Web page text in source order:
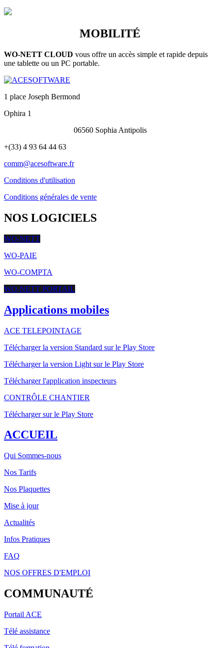
MOBILITÉ
WO-NETT CLOUD vous offre un accès simple et rapide depuis
une tablette ou un PC portable.
1 place Joseph Bermond
Ophira 1
06560 Sophia Antipolis
+(33) 4 93 64 44 63
comm@acesoftware.fr
Conditions d'utilisation
Conditions générales de vente
NOS LOGICIELS
WO-NETT
WO-PAIE
WO-COMPTA
WO-NETT PORTAIL
Applications mobiles
ACE TELEPOINTAGE
Télécharger la version Standard sur le Play Store
Télécharger la version Light sur le Play Store
Télécharger l'application inspecteurs
CONTRÔLE CHANTIER
Télécharger sur le Play Store
ACCUEIL
Qui Sommes-nous
Nos Tarifs
Nos Plaquettes
Mise à jour
Actualités
Infos Pratiques
FAQ
NOS OFFRES D'EMPLOI
COMMUNAUTÉ
Portail ACE
Télé assistance